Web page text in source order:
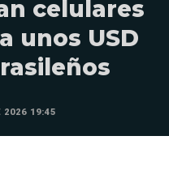
celulares
unos USD
2026 19:45